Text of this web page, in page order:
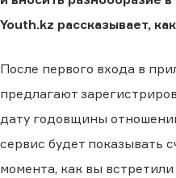
Youth.kz рассказывает,
После первого входа в
предлагают
дату годовщины
сервис будет показывать
момента, как вы